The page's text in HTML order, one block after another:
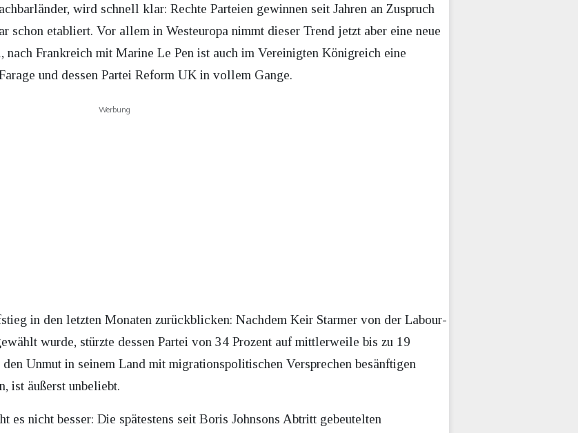
wird schnell klar: Rechte Parteien gewinnen seit Jahren an Zuspruch
schon etabliert. Vor allem in Westeuropa nimmt dieser Trend jetzt aber eine neue
Frankreich mit Marine Le Pen ist auch im Vereinigten Königreich eine
und dessen Partei Reform UK in vollem Gange.
Werbung
in den letzten Monaten zurückblicken: Nachdem Keir Starmer von der Labour-
wurde, stürzte dessen Partei von 34 Prozent auf mittlerweile bis zu 19
Unmut in seinem Land mit migrationspolitischen Versprechen besänftigen
ist äußerst unbeliebt.
es nicht besser: Die spätestens seit Boris Johnsons Abtritt gebeutelten